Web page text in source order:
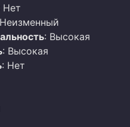
Нет
: Высокая
: Высокая
: Нет